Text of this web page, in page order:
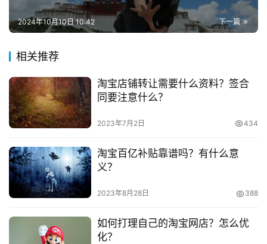
兼
职
目
电
商
创
创
业
项
2、营业。菜鸟带来的基本收益并不是很多，但是
可以给驿站带来的固定的人流量。正是利用这个开展副业，
你带来额外稳定的流量，到后面很多客户都是直接来买东西
的,不一定是取快递的。
3、菜鸟驿站可以引进体彩，但是体彩的销售是有
要求的，体彩申请有范围限制和销售要.求，这个生意不是
利润可以达到上千。
菜鸟驿站的月收入一般都是在一万左右，这必须得
是地方比较好的菜鸟驿站，收的件比较多，利润也就更高
了。如果各位小伙伴们想在家附近开菜鸟驿站的话，那么是
没有办法赚这么多的，就可以开展其他的副业。
下一篇
2024年10月10日 10:42
相关推荐
淘宝店铺转让需要什么资料？签合
同要注意什么？
2023年7月2日 434
淘宝百亿补贴靠谱吗？有什么意
义？
2023年8月28日 388
如何打理自己的淘宝网店？怎么优
化？